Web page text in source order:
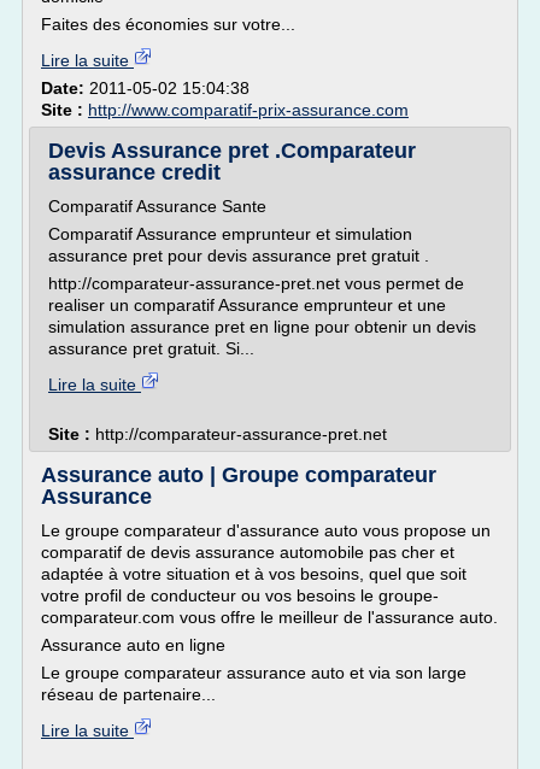
Faites des économies sur votre...
Lire la suite
Date: 2011-05-02 15:04:38
Site : http://www.comparatif-prix-assurance.com
Devis Assurance pret .Comparateur
assurance credit
Comparatif Assurance Sante
Comparatif Assurance emprunteur et simulation
assurance pret pour devis assurance pret gratuit .
http://comparateur-assurance-pret.net vous permet de
realiser un comparatif Assurance emprunteur et une
simulation assurance pret en ligne pour obtenir un devis
assurance pret gratuit. Si...
Lire la suite
Site : http://comparateur-assurance-pret.net
Assurance auto | Groupe comparateur
Assurance
Le groupe comparateur d'assurance auto vous propose un
comparatif de devis assurance automobile pas cher et
adaptée à votre situation et à vos besoins, quel que soit
votre profil de conducteur ou vos besoins le groupe-
comparateur.com vous offre le meilleur de l'assurance auto.
Assurance auto en ligne
Le groupe comparateur assurance auto et via son large
réseau de partenaire...
Lire la suite